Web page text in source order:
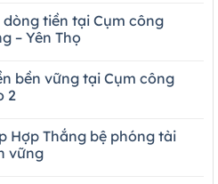
tiền tại Cụm công
– Yên Thọ
bền vững tại Cụm công
2
Hợp Thắng bệ phóng tài
vững